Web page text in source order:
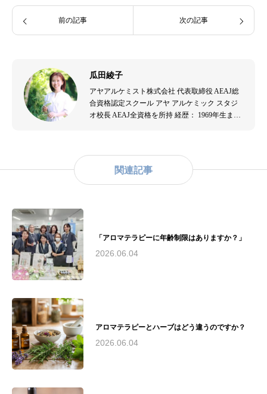
前の記事 次の記事
瓜田綾子
アヤアルケミスト株式会社 代表取締役 AEAJ総
合資格認定スクール アヤ アルケミック スタジ
オ校長 AEAJ全資格を所持 経歴： 1969年生ま
アルケミスト株式会社を設立。アロマテラピー
の普及と教育に尽力。主な資格： - （公社）日
本アロマ環境協会認定アロマセラピスト - （公
ティックケアリング協会認定リンパドレナージ
マ環境協会総合資格認定校として承認 - 2016
動： - アヤアルケミックスタジオにて、アロマ
テラピーインストラクター、アロマセラピスト
関連記事
「アロマテラピーに年齢制限はありますか？」
2026.06.04
アロマテラピーとハーブはどう違うのですか？
2026.06.04